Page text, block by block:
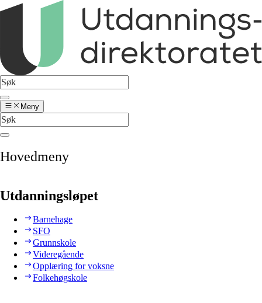
Meny
Hovedmeny
Utdanningsløpet
Barnehage
SFO
Grunnskole
Videregående
Opplæring for voksne
Folkehøgskole